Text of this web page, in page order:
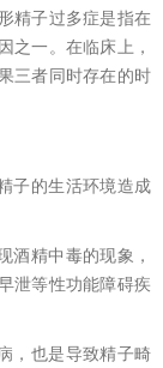
精子过多症是指在
之一。在临床上，
三者同时存在的时
子的生活环境造成
酒精中毒的现象，
泄等性功能障碍疾
，也是导致精子畸